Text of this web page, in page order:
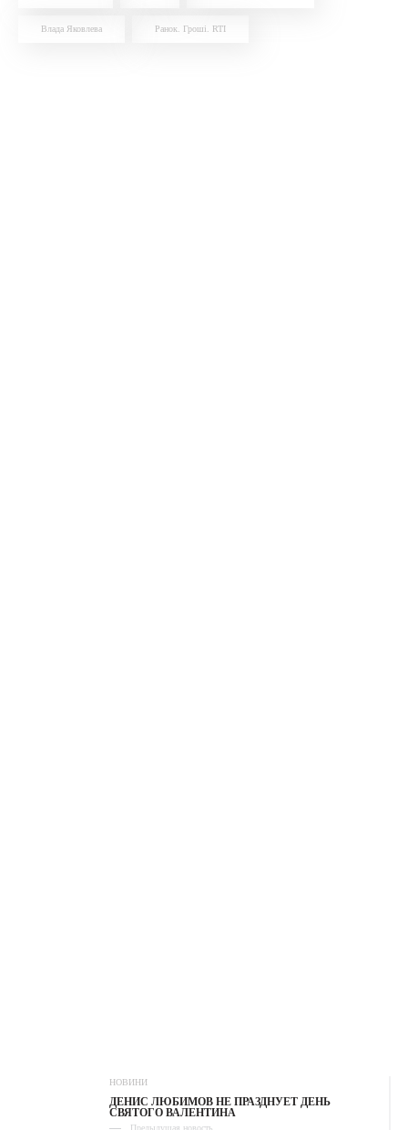
Влада Яковлева Ранок. Гроші. RTI
НОВИНИ
ДЕНИС ЛЮБИМОВ НЕ ПРАЗДНУЕТ ДЕНЬ
СВЯТОГО ВАЛЕНТИНА
Предыдущая новость